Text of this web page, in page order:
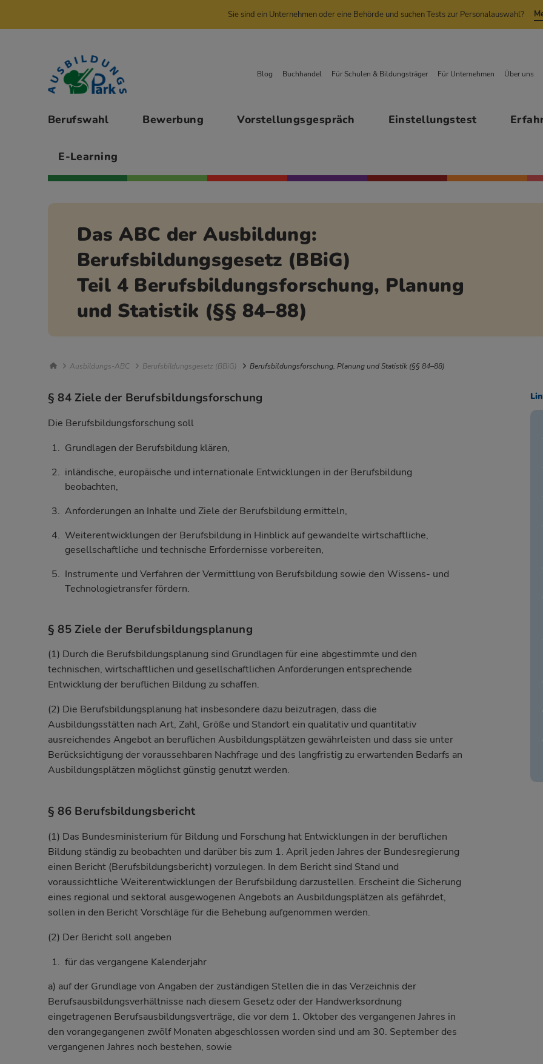
Sie sind ein Unternehmen oder eine Behörde und suchen Tests zur Personalauswahl?
Berufswahl Bewerbung Vorstellungsgespräch Einstellungstest
E-Learning
Blog Buchhandel Für Schulen & Bildungsträger Für Unternehmen Über uns
Das ABC der Ausbildung:
Berufsbildungsgesetz (BBiG)
Teil 4 Berufsbildungsforschung, Planung
und Statistik (§§ 84–88)
Breadcrumb Navigation
Ausbildungs-ABC Berufsbildungsgesetz (BBiG) Berufsbildungsforschung, Planung und Statistik (§§ 84–88)
§ 84 Ziele der Berufsbildungsforschung
Die Berufsbildungsforschung soll
Grundlagen der Berufsbildung klären,
inländische, europäische und internationale Entwicklungen in der Berufsbildung
beobachten,
Anforderungen an Inhalte und Ziele der Berufsbildung ermitteln,
Weiterentwicklungen der Berufsbildung in Hinblick auf gewandelte wirtschaftliche,
gesellschaftliche und technische Erfordernisse vorbereiten,
Instrumente und Verfahren der Vermittlung von Berufsbildung sowie den Wissens- und
Technologietransfer fördern.
§ 85 Ziele der Berufsbildungsplanung
(1) Durch die Berufsbildungsplanung sind Grundlagen für eine abgestimmte und den
technischen, wirtschaftlichen und gesellschaftlichen Anforderungen entsprechende
Entwicklung der beruflichen Bildung zu schaffen.
(2) Die Berufsbildungsplanung hat insbesondere dazu beizutragen, dass die
Ausbildungsstätten nach Art, Zahl, Größe und Standort ein qualitativ und quantitativ
ausreichendes Angebot an beruflichen Ausbildungsplätzen gewährleisten und dass sie unter
Berücksichtigung der voraussehbaren Nachfrage und des langfristig zu erwartenden Bedarfs an
Ausbildungsplätzen möglichst günstig genutzt werden.
§ 86 Berufsbildungsbericht
(1) Das Bundesministerium für Bildung und Forschung hat Entwicklungen in der beruflichen
Bildung ständig zu beobachten und darüber bis zum 1. April jeden Jahres der Bundesregierung
einen Bericht (Berufsbildungsbericht) vorzulegen. In dem Bericht sind Stand und
voraussichtliche Weiterentwicklungen der Berufsbildung darzustellen. Erscheint die Sicherung
eines regional und sektoral ausgewogenen Angebots an Ausbildungsplätzen als gefährdet,
sollen in den Bericht Vorschläge für die Behebung aufgenommen werden.
(2) Der Bericht soll angeben
für das vergangene Kalenderjahr
a) auf der Grundlage von Angaben der zuständigen Stellen die in das Verzeichnis der
Berufsausbildungsverhältnisse nach diesem Gesetz oder der Handwerksordnung
eingetragenen Berufsausbildungsverträge, die vor dem 1. Oktober des vergangenen Jahres in
den vorangegangenen zwölf Monaten abgeschlossen worden sind und am 30. September des
vergangenen Jahres noch bestehen, sowie